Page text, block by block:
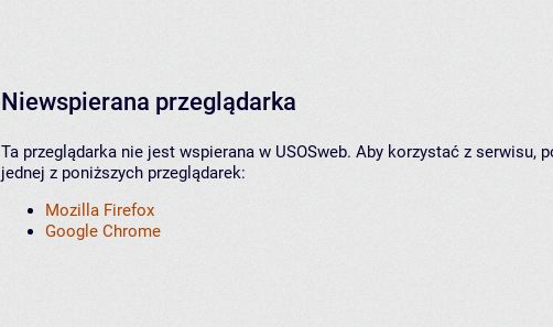
Niewspierana przeglądarka
Ta przeglądarka nie jest wspierana w USOSweb. Aby korzystać z serwisu,
jednej z poniższych przeglądarek:
Mozilla Firefox
Google Chrome